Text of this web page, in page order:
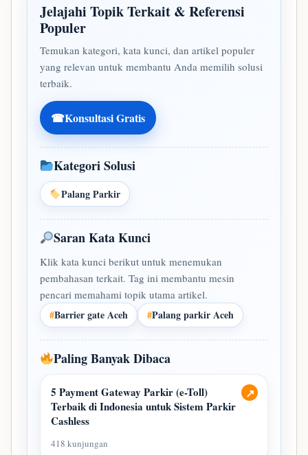
Jelajahi Topik Terkait & Referensi
Populer
Temukan kategori, kata kunci, dan artikel populer
yang relevan untuk membantu Anda memilih solusi
terbaik.
☎Konsultasi Gratis
Kategori Solusi
Palang Parkir
Saran Kata Kunci
Klik kata kunci berikut untuk menemukan
pembahasan terkait. Tag ini membantu mesin
pencari memahami topik utama artikel.
#Barrier gate Aceh #Palang parkir Aceh
Paling Banyak Dibaca
↗
5 Payment Gateway Parkir (e-Toll)
Terbaik di Indonesia untuk Sistem Parkir
Cashless
418 kunjungan